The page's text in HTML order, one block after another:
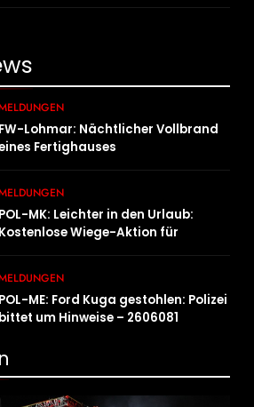
FW-Lohmar: Nächtlicher Vollbrand
Fertighauses
POL-MK: Leichter in den Urlaub:
Kostenlose Wiege-Aktion für
POL-ME: Ford Kuga gestohlen: Polizei
bittet um Hinweise – 2606081